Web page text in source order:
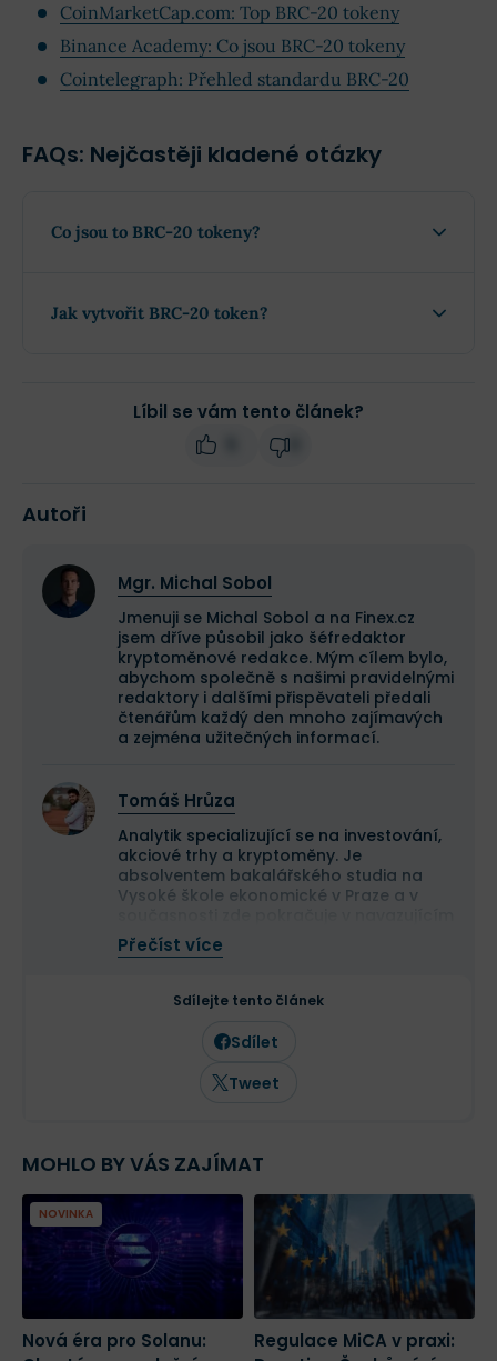
CoinMarketCap.com: Top BRC-20 tokeny
Binance Academy: Co jsou BRC-20 tokeny
Cointelegraph: Přehled standardu BRC-20
FAQs: Nejčastěji kladené otázky
Co jsou to BRC-20 tokeny?
Jak vytvořit BRC-20 token?
Líbil se vám tento článek?
Autoři
Mgr. Michal Sobol
Jmenuji se Michal Sobol a na Finex.cz
jsem dříve působil jako šéfredaktor
kryptoměnové redakce. Mým cílem bylo,
abychom společně s našimi pravidelnými
redaktory i dalšími přispěvateli předali
čtenářům každý den mnoho zajímavých
a zejména užitečných informací.
Tomáš Hrůza
Analytik specializující se na investování,
akciové trhy a kryptoměny. Je
absolventem bakalářského studia na
Vysoké škole ekonomické v Praze a v
magisterském studiu.
Na finančních trzích se pohybuje již více
analýze tradičních i kryptoměnových
trhů. Ve Finexu působí jako šéfredaktor a
zaměřuje se na investování,
makroekonomii a aktuální dění na
finančních trzích.
Přečíst více
Sdílejte tento článek
Sdílet
Tweet
MOHLO BY VÁS ZAJÍMAT
NOVINKA
Nová éra pro Solanu:
Regulace MiCA v praxi: